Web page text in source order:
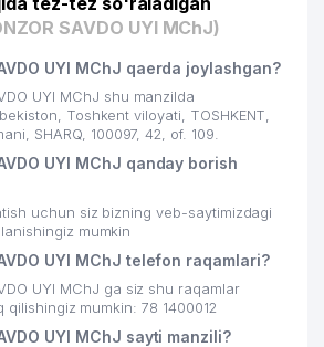
TUMANI STATISTIKA
TUMANI HOKIMIYATI
XUSUSIY
593 м
613 м
ATB
SAVDO UYI MChJ)
UYI MChJ qaerda joylashgan?
UYI MChJ shu manzilda
Toshkent viloyati, TOSHKENT,
SHARQ, 100097, 42, of. 109.
UYI MChJ qanday borish
uchun siz bizning veb-saytimizdagi
mumkin
UYI MChJ telefon raqamlari?
UYI MChJ ga siz shu raqamlar
qilishingiz mumkin: 78 1400012
UYI MChJ sayti manzili?